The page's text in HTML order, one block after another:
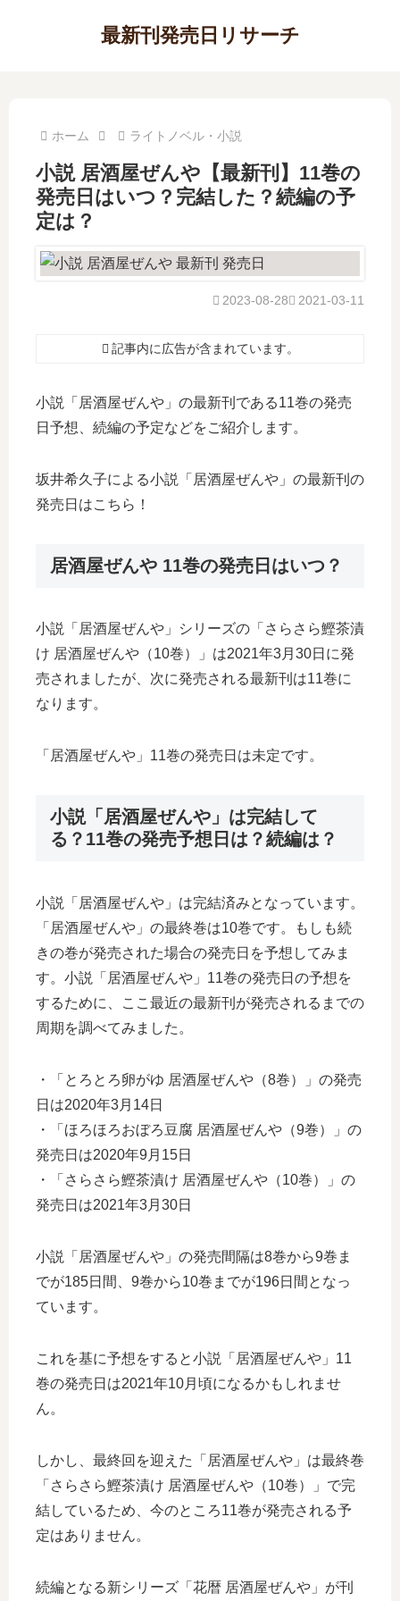
最新刊発売日リサーチ
ホーム ライトノベル・小説
小説 居酒屋ぜんや【最新刊】11巻の
発売日はいつ？完結した？続編の予
定は？
2021-03-11
2023-08-28
記事内に広告が含まれています。
小説「居酒屋ぜんや」の最新刊である11巻の発売
日予想、続編の予定などをご紹介します。
坂井希久子による小説「居酒屋ぜんや」の最新刊の
発売日はこちら！
居酒屋ぜんや 11巻の発売日はいつ？
小説「居酒屋ぜんや」シリーズの「さらさら鰹茶漬
け 居酒屋ぜんや（10巻）」は2021年3月30日に発
売されましたが、次に発売される最新刊は11巻に
なります。
「居酒屋ぜんや」11巻の発売日は未定です。
小説「居酒屋ぜんや」は完結して
る？11巻の発売予想日は？続編は？
小説「居酒屋ぜんや」は完結済みとなっています。
「居酒屋ぜんや」の最終巻は10巻です。もしも続
きの巻が発売された場合の発売日を予想してみま
す。小説「居酒屋ぜんや」11巻の発売日の予想を
するために、ここ最近の最新刊が発売されるまでの
周期を調べてみました。
・「とろとろ卵がゆ 居酒屋ぜんや（8巻）」の発売
日は2020年3月14日
・「ほろほろおぼろ豆腐 居酒屋ぜんや（9巻）」の
発売日は2020年9月15日
・「さらさら鰹茶漬け 居酒屋ぜんや（10巻）」の
発売日は2021年3月30日
小説「居酒屋ぜんや」の発売間隔は8巻から9巻ま
でが185日間、9巻から10巻までが196日間となっ
ています。
これを基に予想をすると小説「居酒屋ぜんや」11
巻の発売日は2021年10月頃になるかもしれませ
ん。
しかし、最終回を迎えた「居酒屋ぜんや」は最終巻
「さらさら鰹茶漬け 居酒屋ぜんや（10巻）」で完
結しているため、今のところ11巻が発売される予
定はありません。
続編となる新シリーズ「花暦 居酒屋ぜんや」が刊